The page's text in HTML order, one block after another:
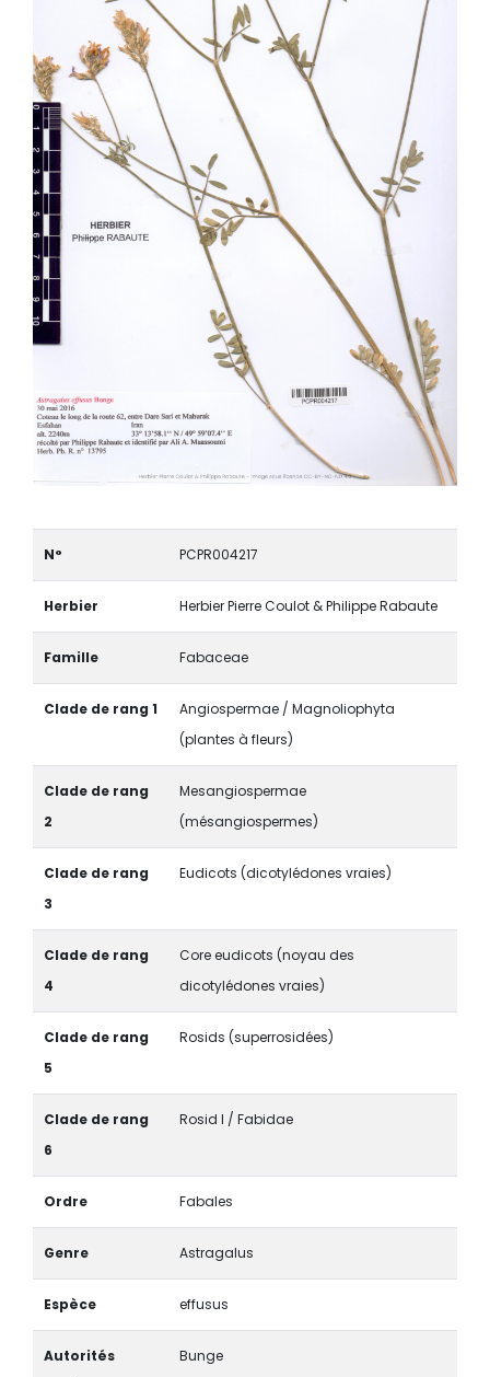
N° PCPR004217
Herbier Herbier Pierre Coulot & Philippe Rabaute
Famille Fabaceae
Clade de rang 1
Angiospermae / Magnoliophyta
(plantes à fleurs)
Clade de rang
2
Mesangiospermae
(mésangiospermes)
Clade de rang
3
Eudicots (dicotylédones vraies)
Clade de rang
4
Core eudicots (noyau des
dicotylédones vraies)
Clade de rang
5
Rosids (superrosidées)
Clade de rang
6
Rosid I / Fabidae
Ordre Fabales
Genre Astragalus
Espèce effusus
Autorités
Bunge